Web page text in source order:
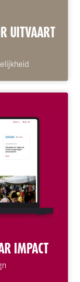
UITVAART
IMPACT